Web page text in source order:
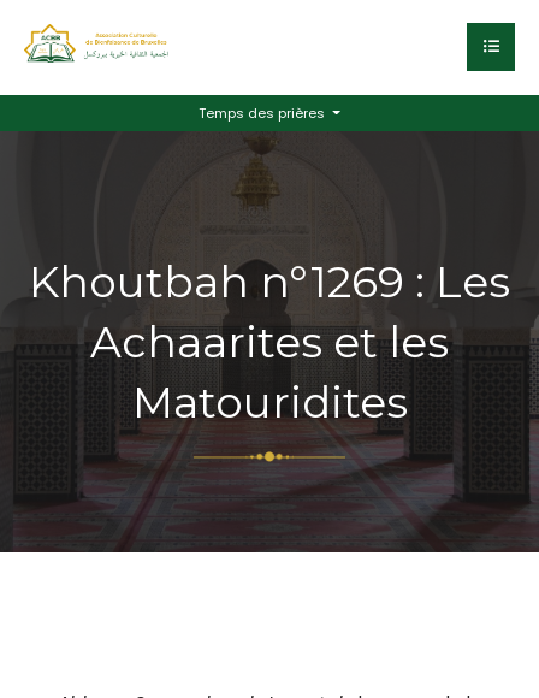
Temps des prières
Khoutbah n°1269 : Les
Achaarites et les
Matouridites